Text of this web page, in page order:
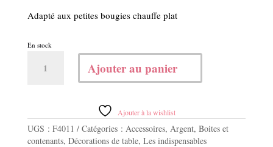
Adapté aux petites bougies chauffe plat
En stock
Ajouter au panier
Ajouter à la wishlist
UGS : F4011 Catégories : Accessoires, Argent, Boites et
contenants, Décorations de table, Les indispensables